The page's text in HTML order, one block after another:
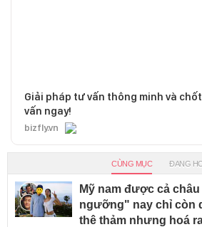
Giải pháp tư vấn thông minh và
vấn ngay!
bizfly.vn
CÙNG MỤC ĐANG
Mỹ nam được cả
ngưỡng" nay chỉ còn
thê thảm nhưng hoá